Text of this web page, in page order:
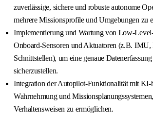
zuverlässige, sichere und robuste autonome
mehrere Missionsprofile und Umgebungen zu
Implementierung und Wartung von Low-
Onboard-Sensoren und Aktuatoren (z.B. IMU,
Schnittstellen), um eine genaue
sicherzustellen.
Integration der Autopilot-Funktionalität mit KI-
Wahrnehmung und
Verhaltensweisen zu ermöglichen.